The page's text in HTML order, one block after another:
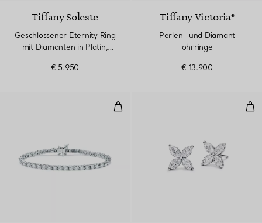
Tiffany Soleste
Geschlossener Eternity Ring
mit Diamanten in Platin,
€ 5.950
Tiffany Victoria®
Perlen- und Diamant
ohrringe
€ 13.900
Line Armband